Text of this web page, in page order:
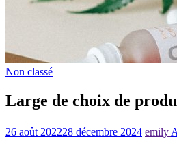
Non classé
Large de choix de
26 août 202228 décembre 2024 emily